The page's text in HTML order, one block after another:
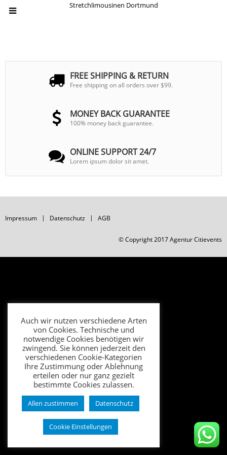
Stretchlimousinen Dortmund
FREE SHIPPING & RETURN
Free shipping on all orders over $99.
MONEY BACK GUARANTEE
100% money back guarantee.
ONLINE SUPPORT 24/7
Lorem ipsum dolor sit amet.
Impressum Datenschutz AGB
© Copyright 2017 Agentur Citievents
Auch wir nutzen verschiedene Arten
von Cookies. Technische und
notwendige Cookies benötigen wir
zwingend. Sie können jederzeit den
verschiedenen Cookie-Kategorien
Ihre Zustimmung oder Ablehnung
erteilen oder nur ganz gezielt
bestimmte Cookies zulassen.
Allen zustimmen Datenschutz
Cookie Einstellungen